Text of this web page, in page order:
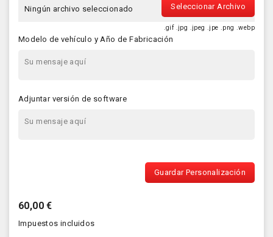
Ningún archivo seleccionado Seleccionar Archivo
.gif .jpg .jpeg .jpe .png .webp
Modelo de vehículo y Año de Fabricación
Adjuntar versión de software
Guardar Personalización
60,00 €
Impuestos incluidos